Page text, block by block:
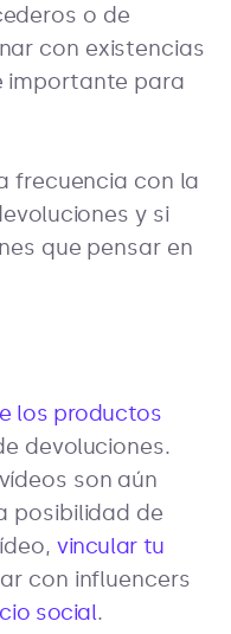
o de
con existencias
importante para
frecuencia con la
y si
que pensar en
los productos
devoluciones.
son aún
posibilidad de
vincular tu
con influencers
social.